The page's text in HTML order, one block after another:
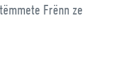
Frënn ze